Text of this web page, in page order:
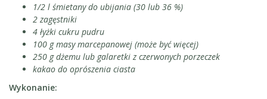
1/2 l śmietany do ubijania (30 lub 36 %)
2 zagęstniki
4 łyżki cukru pudru
100 g masy marcepanowej (może być więcej)
250 g dżemu lub galaretki z czerwonych porzeczek
kakao do oprószenia ciasta
Wykonanie: